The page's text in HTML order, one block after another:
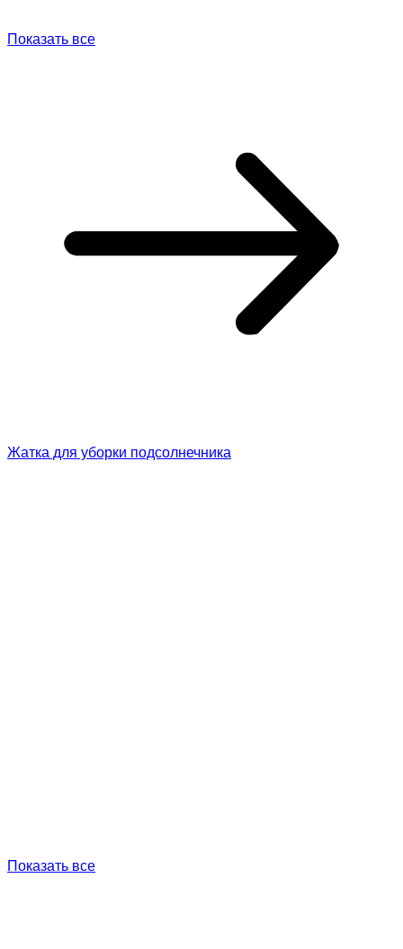
Показать все
Жатка для уборки подсолнечника
Показать все